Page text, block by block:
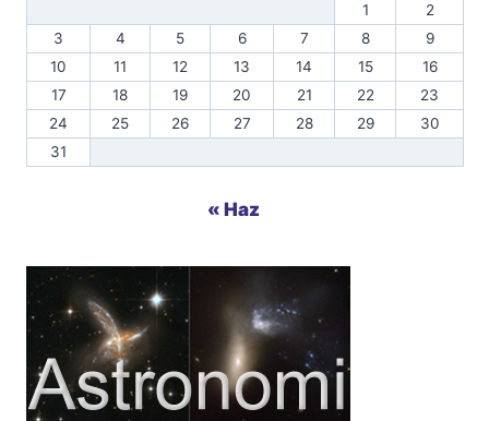
1
2
3
4 5 6 7 8
9
10
11 12 13 14 15
16
17
18 19 20 21 22
23
24
25 26 27 28 29
30
31
« Haz